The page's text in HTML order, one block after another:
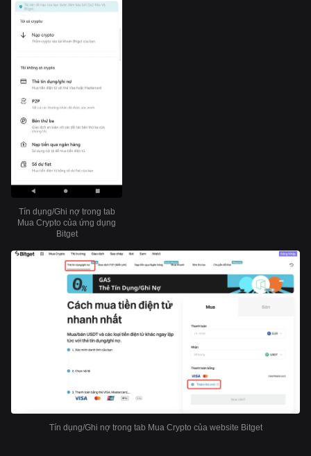
Tín dụng/Ghi nợ trong tab
Mua Crypto của ứng dụng
Bitget
Tín dụng/Ghi nợ trong tab Mua Crypto của website Bitget